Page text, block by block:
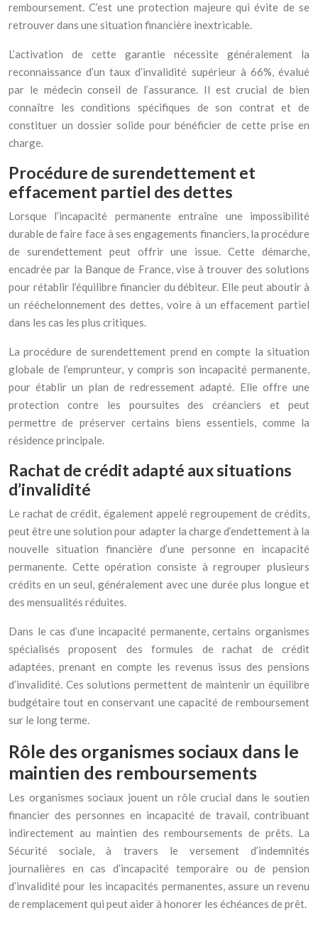
remboursement. C’est une protection majeure qui évite de se
retrouver dans une situation financière inextricable.
L’activation de cette garantie nécessite généralement la
reconnaissance d’un taux d’invalidité supérieur à 66%, évalué
par le médecin conseil de l’assurance. Il est crucial de bien
connaître les conditions spécifiques de son contrat et de
constituer un dossier solide pour bénéficier de cette prise en
charge.
Procédure de surendettement et
effacement partiel des dettes
Lorsque l’incapacité permanente entraîne une impossibilité
durable de faire face à ses engagements financiers, la procédure
de surendettement peut offrir une issue. Cette démarche,
encadrée par la Banque de France, vise à trouver des solutions
pour rétablir l’équilibre financier du débiteur. Elle peut aboutir à
un rééchelonnement des dettes, voire à un effacement partiel
dans les cas les plus critiques.
La procédure de surendettement prend en compte la situation
globale de l’emprunteur, y compris son incapacité permanente,
pour établir un plan de redressement adapté. Elle offre une
protection contre les poursuites des créanciers et peut
permettre de préserver certains biens essentiels, comme la
résidence principale.
Rachat de crédit adapté aux situations
d’invalidité
Le rachat de crédit, également appelé regroupement de crédits,
peut être une solution pour adapter la charge d’endettement à la
nouvelle situation financière d’une personne en incapacité
permanente. Cette opération consiste à regrouper plusieurs
crédits en un seul, généralement avec une durée plus longue et
des mensualités réduites.
Dans le cas d’une incapacité permanente, certains organismes
spécialisés proposent des formules de rachat de crédit
adaptées, prenant en compte les revenus issus des pensions
d’invalidité. Ces solutions permettent de maintenir un équilibre
budgétaire tout en conservant une capacité de remboursement
sur le long terme.
Rôle des organismes sociaux dans le
maintien des remboursements
Les organismes sociaux jouent un rôle crucial dans le soutien
financier des personnes en incapacité de travail, contribuant
indirectement au maintien des remboursements de prêts. La
Sécurité sociale, à travers le versement d’indemnités
journalières en cas d’incapacité temporaire ou de pension
d’invalidité pour les incapacités permanentes, assure un revenu
de remplacement qui peut aider à honorer les échéances de prêt.